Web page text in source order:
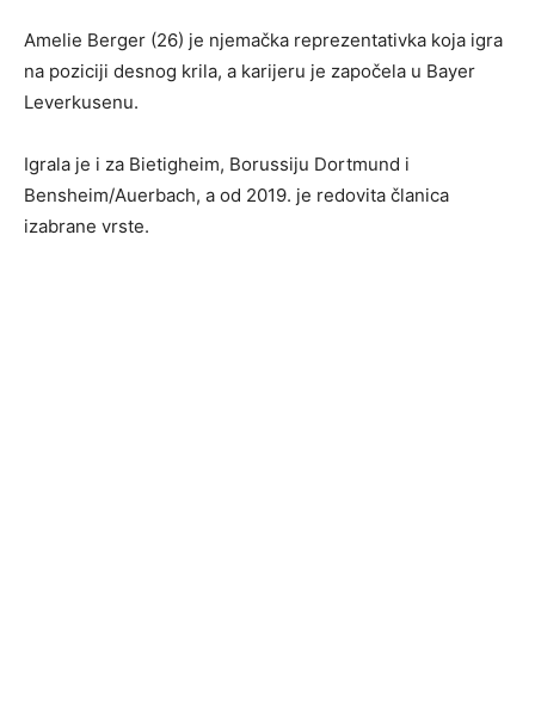
Amelie Berger (26) je njemačka reprezentativka koja igra
na poziciji desnog krila, a karijeru je započela u Bayer
Leverkusenu.
Igrala je i za Bietigheim, Borussiju Dortmund i
Bensheim/Auerbach, a od 2019. je redovita članica
izabrane vrste.